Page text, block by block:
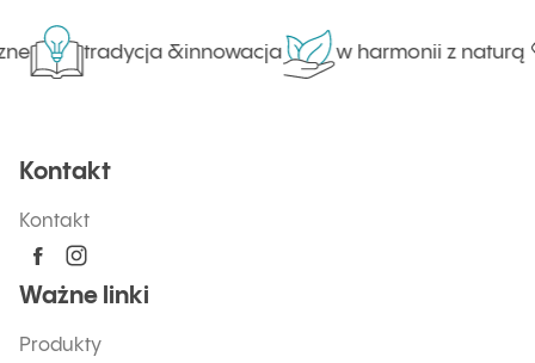
tradycja &innowacja w harmonii z naturą
Kontakt
Kontakt
Ważne linki
Produkty